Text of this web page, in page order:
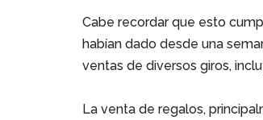
Cabe recordar que esto
habían dado desde una
ventas de diversos giros,
La venta de regalos,